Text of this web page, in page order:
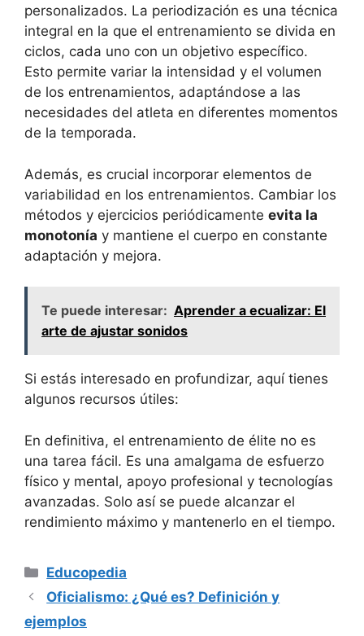
personalizados. La periodización es una técnica
integral en la que el entrenamiento se divida en
ciclos, cada uno con un objetivo específico.
Esto permite variar la intensidad y el volumen
de los entrenamientos, adaptándose a las
necesidades del atleta en diferentes momentos
de la temporada.
Además, es crucial incorporar elementos de
variabilidad en los entrenamientos. Cambiar los
métodos y ejercicios periódicamente evita la
monotonía y mantiene el cuerpo en constante
adaptación y mejora.
Te puede interesar: Aprender a ecualizar: El
arte de ajustar sonidos
Si estás interesado en profundizar, aquí tienes
algunos recursos útiles:
En definitiva, el entrenamiento de élite no es
una tarea fácil. Es una amalgama de esfuerzo
físico y mental, apoyo profesional y tecnologías
avanzadas. Solo así se puede alcanzar el
rendimiento máximo y mantenerlo en el tiempo.
Categorías
Educopedia
Oficialismo: ¿Qué es? Definición y
ejemplos